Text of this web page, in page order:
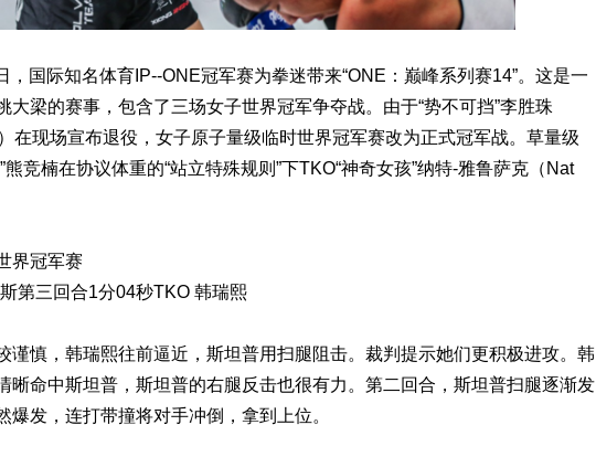
，国际知名体育IP--ONE冠军赛为拳迷带来“ONE：巅峰系列赛14”。这是一
大梁的赛事，包含了三场女子世界冠军争夺战。由于“势不可挡”李胜珠
在现场宣布退役，女子原子量级临时世界冠军赛改为正式冠军战。草量级
熊竞楠在协议体重的“站立特殊规则”下TKO“神奇女孩”纳特-雅鲁萨克（Nat
界冠军赛
第三回合1分04秒TKO 韩瑞熙
谨慎，韩瑞熙往前逼近，斯坦普用扫腿阻击。裁判提示她们更积极进攻。韩
晰命中斯坦普，斯坦普的右腿反击也很有力。第二回合，斯坦普扫腿逐渐发
爆发，连打带撞将对手冲倒，拿到上位。